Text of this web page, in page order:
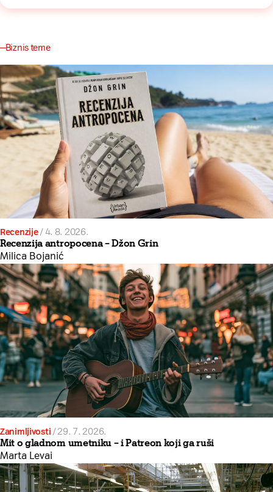
Biznis teme
Recenzije/4. 8. 2026.
Recenzija antropocena – Džon Grin
Milica Bojanić
Zanimljivosti /29. 7. 2026.
Mit o gladnom umetniku – i Patreon koji ga ruši
Marta Levai